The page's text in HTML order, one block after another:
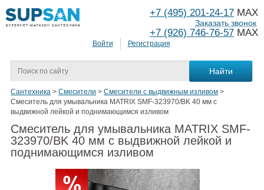
Войти Регистрация
+7 (495) 201-24-17 MAX
+7 (926) 746-76-57 MAX
Заказать звонок
Сантехника > Смесители > Смесители с выдвижным изливом >
Смеситель для умывальника MATRIX SMF-323970/BK 40 мм с
выдвижной лейкой и поднимающимся изливом
Смеситель для умывальника MATRIX SMF-
323970/BK 40 мм с выдвижной лейкой и
поднимающимся изливом